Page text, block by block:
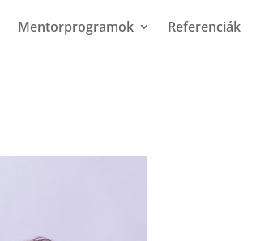
Mentorprogramok
Referenciák